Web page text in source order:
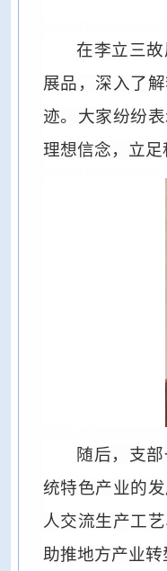
在李立三
展品，深入了
迹。大家纷纷
理想信念，立
随后，支
统特色产业的
人交流生产工
助推地方产业转